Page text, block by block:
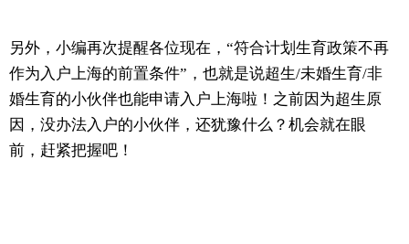
另外，小编再次提醒各位现在，“符合计划生育政策不再
作为入户上海的前置条件”，也就是说超生/未婚生育/非
婚生育的小伙伴也能申请入户上海啦！之前因为超生原
因，没办法入户的小伙伴，还犹豫什么？机会就在眼
前，赶紧把握吧！